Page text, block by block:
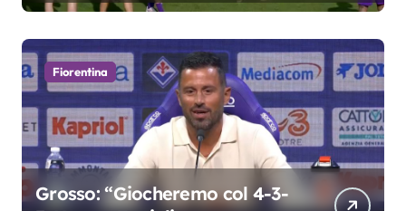
Fiorentina
Grosso: “Giocheremo col 4-3-